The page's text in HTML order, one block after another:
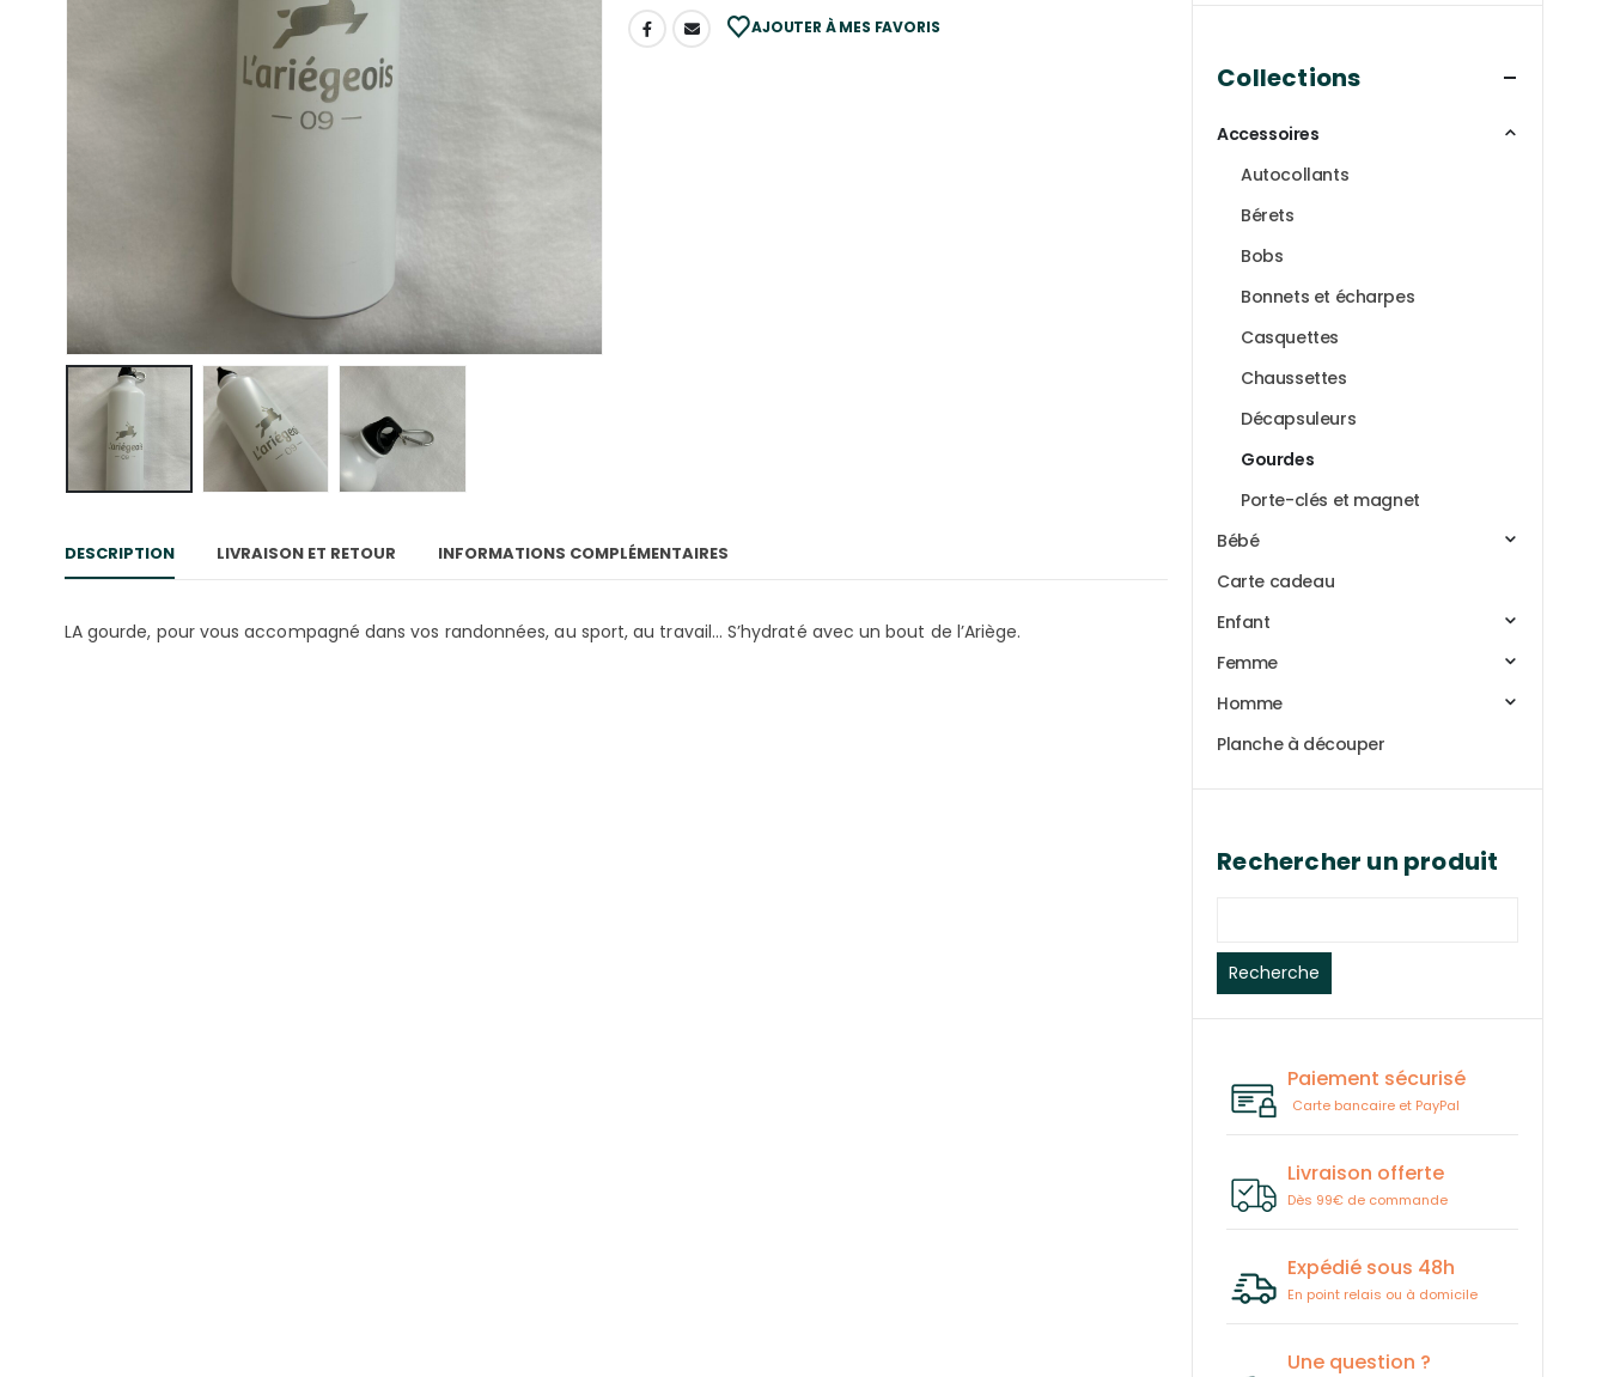
AJOUTER À MES FAVORIS
DESCRIPTION LIVRAISON ET RETOUR INFORMATIONS COMPLÉMENTAIRES
LA gourde, pour vous accompagné dans vos randonnées, au sport, au travail… S’hydraté avec un bout de l’Ariège.
Collections
Accessoires
Autocollants
Bérets
Bobs
Bonnets et écharpes
Casquettes
Chaussettes
Décapsuleurs
Gourdes
Porte-clés et magnet
Bébé
Carte cadeau
Enfant
Femme
Homme
Planche à découper
Rechercher un produit
Recherche
Paiement sécurisé
Carte bancaire et PayPal
Livraison offerte
Dès 99€ de commande
Expédié sous 48h
En point relais ou à domicile
Une question ?